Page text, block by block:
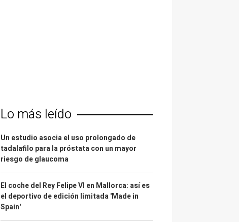
Lo más leído
Un estudio asocia el uso prolongado de
tadalafilo para la próstata con un mayor
riesgo de glaucoma
El coche del Rey Felipe VI en Mallorca: así es
el deportivo de edición limitada 'Made in
Spain'